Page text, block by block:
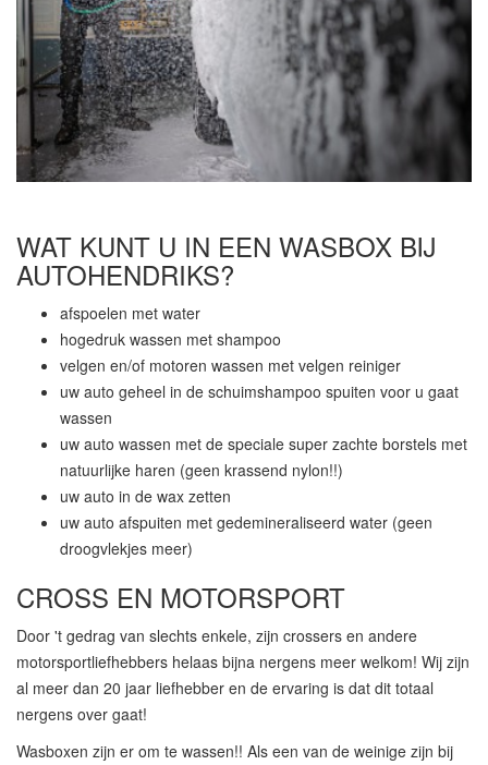
WAT KUNT U IN EEN WASBOX BIJ
AUTOHENDRIKS?
afspoelen met water
hogedruk wassen met shampoo
velgen en/of motoren wassen met velgen reiniger
uw auto geheel in de schuimshampoo spuiten voor u gaat
wassen
uw auto wassen met de speciale super zachte borstels met
natuurlijke haren (geen krassend nylon!!)
uw auto in de wax zetten
uw auto afspuiten met gedemineraliseerd water (geen
droogvlekjes meer)
CROSS EN MOTORSPORT
Door 't gedrag van slechts enkele, zijn crossers en andere
motorsportliefhebbers helaas bijna nergens meer welkom! Wij zijn
al meer dan 20 jaar liefhebber en de ervaring is dat dit totaal
nergens over gaat!
Wasboxen zijn er om te wassen!! Als een van de weinige zijn bij